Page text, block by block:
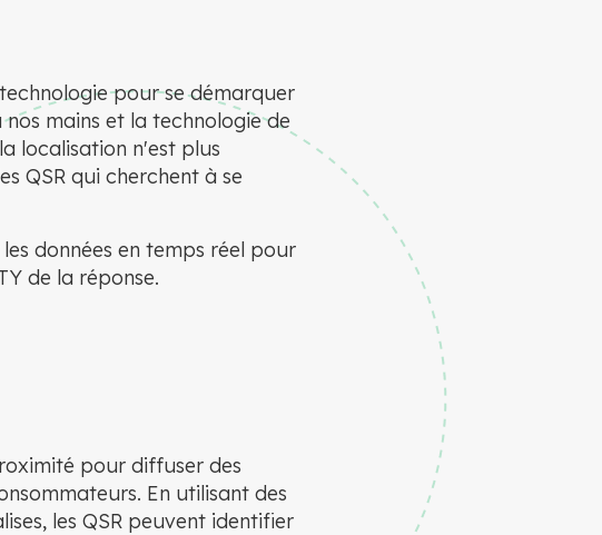
pour se démarquer
mains et la technologie de
localisation n'est plus
QSR qui cherchent à se
données en temps réel pour
de la réponse.
pour diffuser des
En utilisant des
les QSR peuvent identifier